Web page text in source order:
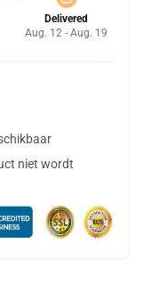
Delivered
Aug. 12 - Aug. 19
niet wordt